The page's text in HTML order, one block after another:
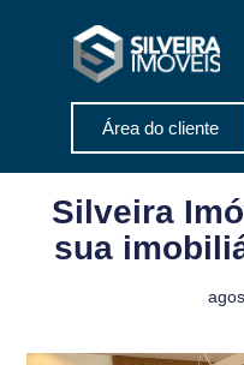
Área do cliente
Silveira
sua